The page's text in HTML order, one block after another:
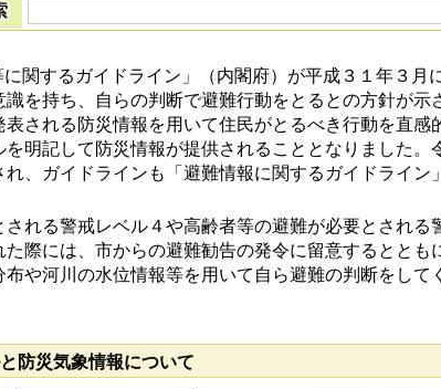
に関するガイドライン」（内閣府）が平成３１年３月
識を持ち、自らの判断で避難行動をとるとの方針が
表される防災情報を用いて住民がとるべき行動を直感
を明記して防災情報が提供されることとなりました
、ガイドラインも「避難情報に関するガイドライン
れる警戒レベル４や高齢者等の避難が必要とされる
た際には、市からの避難勧告の発令に留意するととも
布や河川の水位情報等を用いて自ら避難の判断をして
防災気象情報について